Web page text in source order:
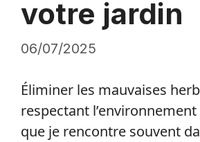
votre jardin
06/07/2025
Éliminer les mauvaises
respectant
que je rencontre souvent